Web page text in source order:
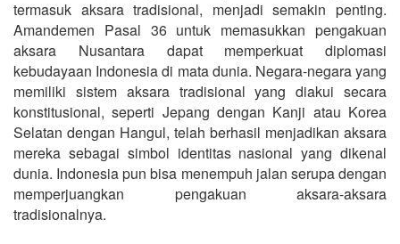
termasuk aksara tradisional, menjadi semakin penting.
Amandemen Pasal 36 untuk memasukkan pengakuan
aksara Nusantara dapat memperkuat diplomasi
kebudayaan Indonesia di mata dunia. Negara-negara yang
memiliki sistem aksara tradisional yang diakui secara
konstitusional, seperti Jepang dengan Kanji atau Korea
Selatan dengan Hangul, telah berhasil menjadikan aksara
mereka sebagai simbol identitas nasional yang dikenal
dunia. Indonesia pun bisa menempuh jalan serupa dengan
memperjuangkan pengakuan aksara-aksara
tradisionalnya.